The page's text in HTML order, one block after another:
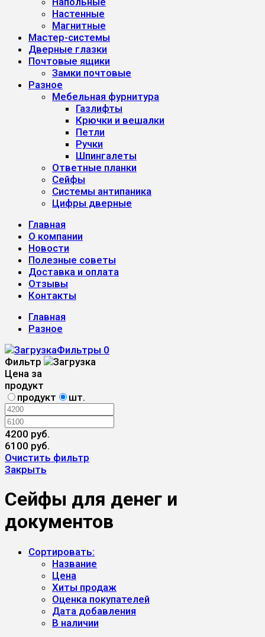
Настенные
Магнитные
Мастер-системы
Дверные глазки
Почтовые ящики
Замки почтовые
Разное
Мебельная фурнитура
Газлифты
Крючки и вешалки
Петли
Ручки
Шпингалеты
Ответные планки
Сейфы
Системы антипаника
Цифры дверные
Главная
О компании
Новости
Полезные советы
Доставка и оплата
Отзывы
Контакты
Главная
Разное
Фильтры 0
Фильтр
Цена за
продукт
продукт
шт.
4200 руб.
6100 руб.
Очистить фильтр
Закрыть
Сейфы для денег и
документов
Сортировать:
Название
Цена
Хиты продаж
Оценка покупателей
Дата добавления
В наличии